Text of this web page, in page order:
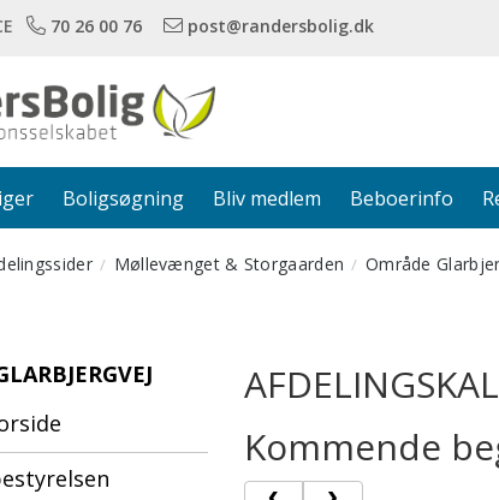
70 26 00 76 post@randersbolig.dk
Boligsøgning Bliv medlem Beboerinfo
Møllevænget & Storgaarden Område
Kommende